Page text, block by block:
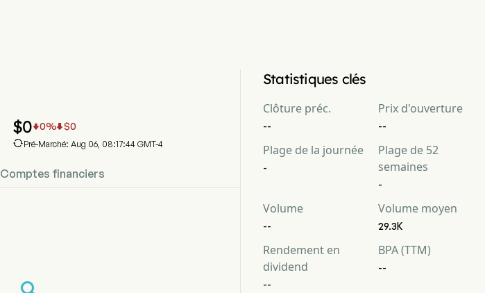
$00% $0
Pré-Marché: Aug 06, 08:17:44 GMT-4
Comptes financiers
Statistiques clés
Clôture préc.
--
Prix d'ouverture
--
Plage de la journée
-
Plage de 52
semaines
-
Volume
--
Volume moyen
29.3K
Rendement en
dividend
--
BPA (TTM)
--